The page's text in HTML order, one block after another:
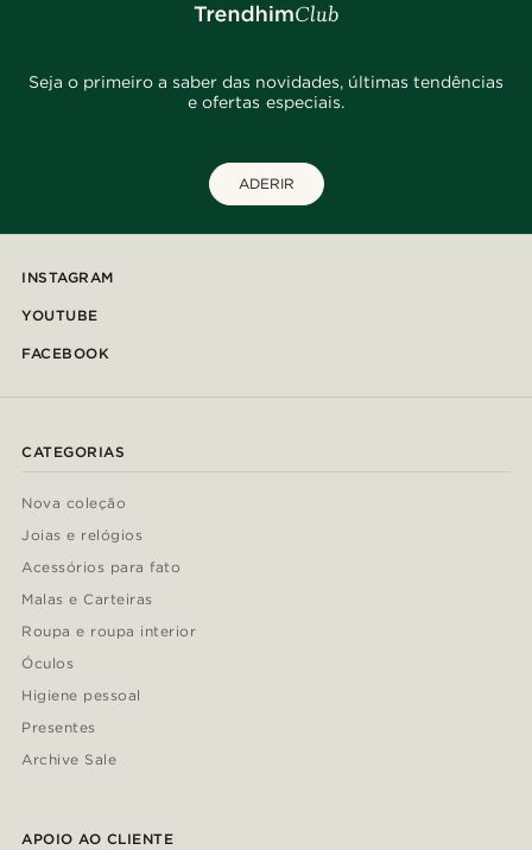
Seja o primeiro a saber das novidades, últimas tendências
e ofertas especiais.
ADERIR
INSTAGRAM
YOUTUBE
FACEBOOK
CATEGORIAS
Nova coleção
Joias e relógios
Acessórios para fato
Malas e Carteiras
Roupa e roupa interior
Óculos
Higiene pessoal
Presentes
Archive Sale
APOIO AO CLIENTE